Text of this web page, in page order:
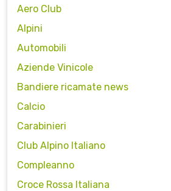
Aero Club
Alpini
Automobili
Aziende Vinicole
Bandiere ricamate news
Calcio
Carabinieri
Club Alpino Italiano
Compleanno
Croce Rossa Italiana